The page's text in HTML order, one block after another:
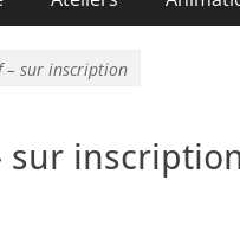
– sur inscription
sur